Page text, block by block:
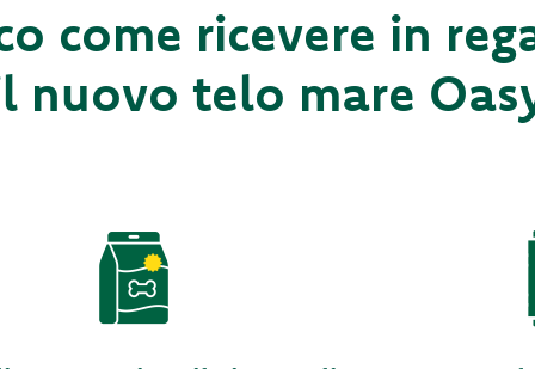
come ricevere in
nuovo telo mare